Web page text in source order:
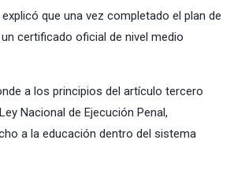
que una vez completado el plan de
certificado oficial de nivel medio
a los principios del artículo tercero
Nacional de Ejecución Penal,
a la educación dentro del sistema